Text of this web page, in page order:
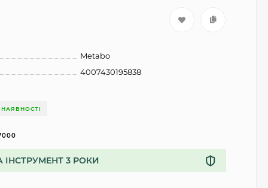
Metabo
4007430195838
НАЯВНОСТІ
ІНСТРУМЕНТ 3 РОКИ